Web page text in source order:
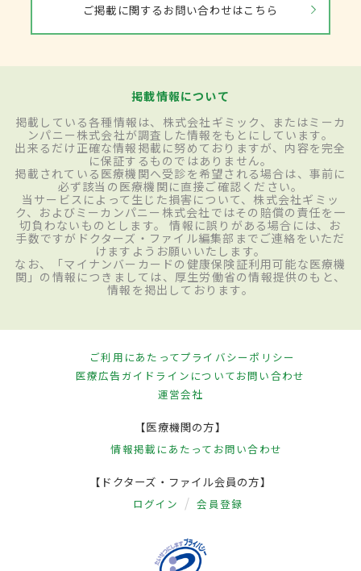
ご掲載に関するお問い合わせはこちら
掲載情報について
掲載している各種情報は、株式会社ギミック、またはミーカ
ンパニー株式会社が調査した情報をもとにしています。
出来るだけ正確な情報掲載に努めておりますが、内容を完全
に保証するものではありません。
掲載されている医療機関へ受診を希望される場合は、事前に
必ず該当の医療機関に直接ご確認ください。
当サービスによって生じた損害について、株式会社ギミッ
ク、およびミーカンパニー株式会社ではその賠償の責任を一
切負わないものとします。 情報に誤りがある場合には、お
手数ですがドクターズ・ファイル編集部までご連絡をいただ
けますようお願いいたします。
なお、「マイナンバーカードの健康保険証利用可能な医療機
関」の情報につきましては、厚生労働省の情報提供のもと、
情報を掲出しております。
ご利用にあたってプライバシーポリシー
医療広告ガイドラインについてお問い合わせ
運営会社
【医療機関の方】
情報掲載にあたって お問い合わせ
【ドクターズ・ファイル会員の方】
ログイン 会員登録